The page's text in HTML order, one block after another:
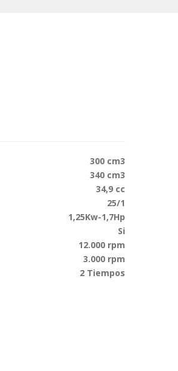
300 cm3
340 cm3
34,9 cc
25/1
1,25Kw-1,7Hp
Si
12.000 rpm
3.000 rpm
2 Tiempos